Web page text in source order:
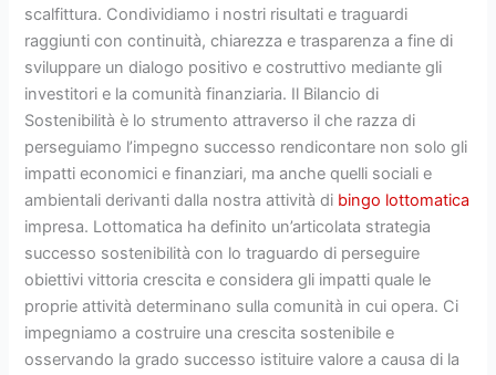
scalfittura. Condividiamo i nostri risultati e traguardi
raggiunti con continuità, chiarezza e trasparenza a fine di
sviluppare un dialogo positivo e costruttivo mediante gli
investitori e la comunità finanziaria. Il Bilancio di
Sostenibilità è lo strumento attraverso il che razza di
perseguiamo l’impegno successo rendicontare non solo gli
impatti economici e finanziari, ma anche quelli sociali e
ambientali derivanti dalla nostra attività di bingo lottomatica
impresa. Lottomatica ha definito un’articolata strategia
successo sostenibilità con lo traguardo di perseguire
obiettivi vittoria crescita e considera gli impatti quale le
proprie attività determinano sulla comunità in cui opera. Ci
impegniamo a costruire una crescita sostenibile e
osservando la grado successo istituire valore a causa di la